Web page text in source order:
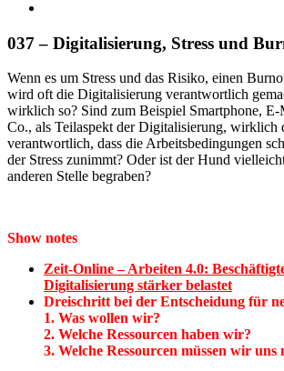
Bild
037 – Digitalisierung, Stress und
Wenn es um Stress und das Risiko, einen
wird oft die Digitalisierung verantwortlich
wirklich so? Sind zum Beispiel Smartphone,
Co., als Teilaspekt der Digitalisierung, wirklich
verantwortlich, dass die Arbeitsbedingungen
der Stress zunimmt? Oder ist der Hund
anderen Stelle begraben?
Show notes
Zeit-Online – Arbeiten 4.0:
Digitalisierung stärker belastet
Dreischritt bei der Entscheidung für
1. Was wollen wir?
2. Welche Ressourcen haben wir?
3. Welche Ressourcen müssen wir uns